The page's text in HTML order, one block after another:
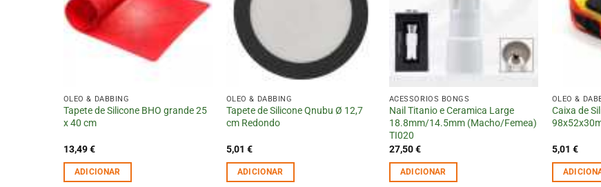
OLÉO & DABBING
Tapete de Silicone BHO grande 25
x 40 cm
13,49€
ADICIONAR
OLÉO & DABBING
Tapete de Silicone Qnubu Ø 12,7
cm Redondo
5,01 €
ADICIONAR
ACESSÓRIOS BONGS
Nail Titanio e Ceramica Large
18.8mm/14.5mm (Macho/Femea)
TI020
27,50€
ADICIONAR
OLÉO &
Caixa de
5,01 €